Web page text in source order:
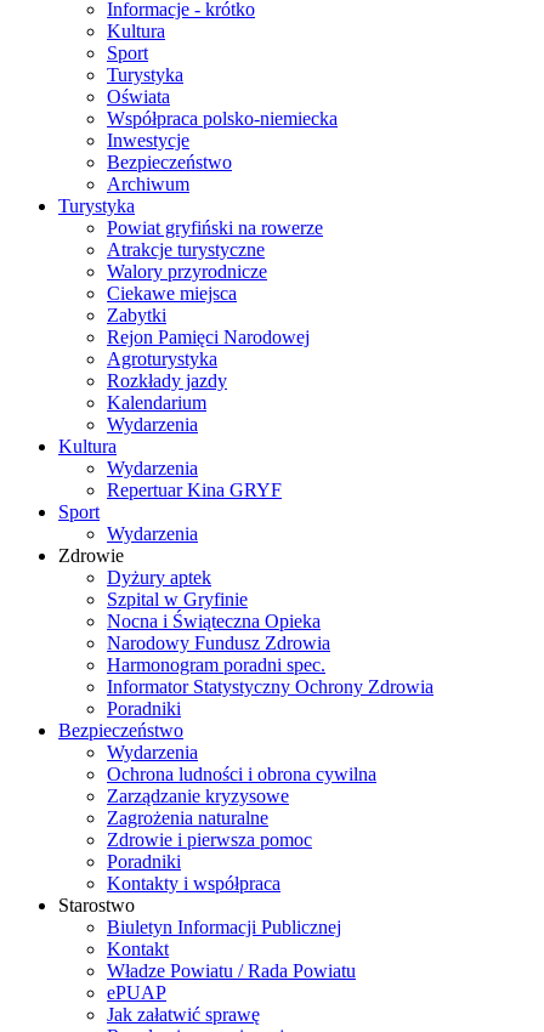
Informacje - krótko
Kultura
Sport
Turystyka
Oświata
Współpraca polsko-niemiecka
Inwestycje
Bezpieczeństwo
Archiwum
Turystyka
Powiat gryfiński na rowerze
Atrakcje turystyczne
Walory przyrodnicze
Ciekawe miejsca
Zabytki
Rejon Pamięci Narodowej
Agroturystyka
Rozkłady jazdy
Kalendarium
Wydarzenia
Kultura
Wydarzenia
Repertuar Kina GRYF
Sport
Wydarzenia
Zdrowie
Dyżury aptek
Szpital w Gryfinie
Nocna i Świąteczna Opieka
Narodowy Fundusz Zdrowia
Harmonogram poradni spec.
Informator Statystyczny Ochrony Zdrowia
Poradniki
Bezpieczeństwo
Wydarzenia
Ochrona ludności i obrona cywilna
Zarządzanie kryzysowe
Zagrożenia naturalne
Zdrowie i pierwsza pomoc
Poradniki
Kontakty i współpraca
Starostwo
Biuletyn Informacji Publicznej
Kontakt
Władze Powiatu / Rada Powiatu
ePUAP
Jak załatwić sprawę